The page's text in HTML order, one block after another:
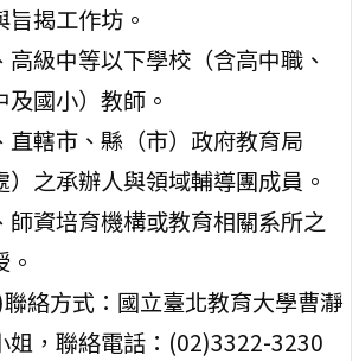
旨揭工作坊。
高級中等以下學校（含高中職、
及國小）教師。
直轄市、縣（市）政府教育局
）之承辦人與領域輔導團成員。
師資培育機構或教育相關系所之
。
絡方式：國立臺北教育大學曹瀞
姐，聯絡電話：(02)3322-3230